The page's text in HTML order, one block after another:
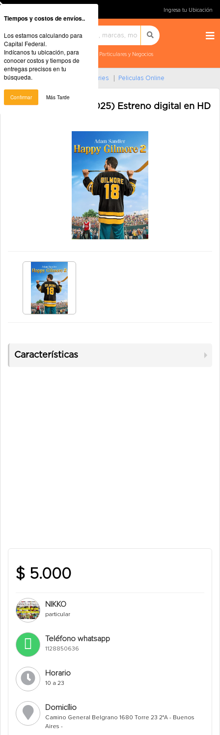
Ingresa tu Ubicación
Particulares y Negocios
Home Música, Películas Y Series Peliculas Online
Happy Gilmore 2 (2025) Estreno digital en HD
Características
$ 5.000
NIKKO
particular
Teléfono whatsapp
1128850636
Horario
10 a 23
Domicílio
Camino General Belgrano 1680 Torre 23 2°A - Buenos
Aires -
Tiempos y costos de envíos..
Los estamos calculando para
Capital Federal.
Indícanos tu ubicación, para
conocer costos y tiempos de
entregas precisos en tu
búsqueda.
Confirmar Más Tarde